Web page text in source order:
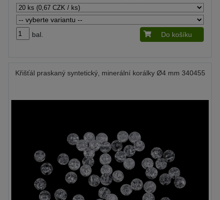
bal. Do košíku
Křišťál praskaný syntetický, minerální korálky Ø4 mm 340455